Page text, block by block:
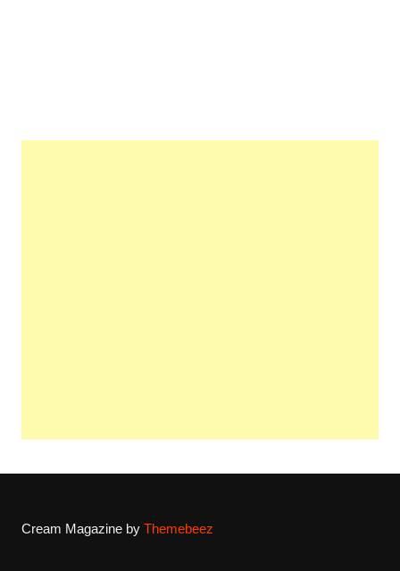
Cream Magazine by Themebeez